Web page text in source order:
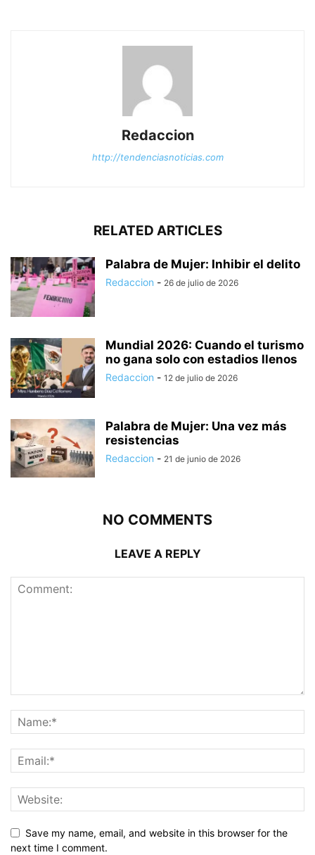
Redaccion
http://tendenciasnoticias.com
RELATED ARTICLES
Palabra de Mujer: Inhibir el delito
Redaccion - 26 de julio de 2026
Mundial 2026: Cuando el turismo
no gana solo con estadios llenos
Redaccion - 12 de julio de 2026
Palabra de Mujer: Una vez más
resistencias
Redaccion - 21 de junio de 2026
NO COMMENTS
LEAVE A REPLY
Save my name, email, and website in this browser for the
next time I comment.